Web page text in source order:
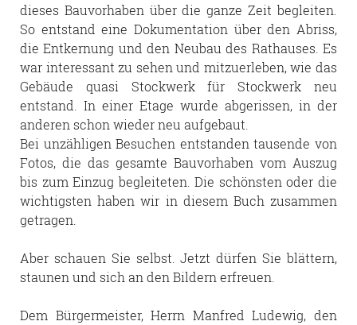
dieses Bauvorhaben über die ganze Zeit begleiten.
So entstand eine Dokumentation über den Abriss,
die Entkernung und den Neubau des Rathauses. Es
war interessant zu sehen und mitzuerleben, wie das
Gebäude quasi Stockwerk für Stockwerk neu
entstand. In einer Etage wurde abgerissen, in der
anderen schon wieder neu aufgebaut.
Bei unzähligen Besuchen entstanden tausende von
Fotos, die das gesamte Bauvorhaben vom Auszug
bis zum Einzug begleiteten. Die schönsten oder die
wichtigsten haben wir in diesem Buch zusammen
getragen.
Aber schauen Sie selbst. Jetzt dürfen Sie blättern,
staunen und sich an den Bildern erfreuen.
Dem Bürgermeister, Herrn Manfred Ludewig, den